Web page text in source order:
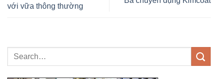
với vữa thông thường